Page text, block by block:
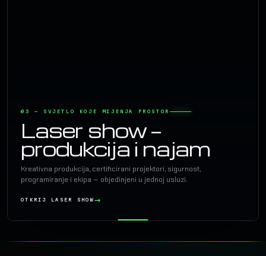
03 — SVJETLO KOJE MIJENJA PROSTOR
Laser show —
produkcija i najam
Kreativna produkcija, certificirani projektori, sigurnost,
programiranje i ekipa — objedinjeni u jednoj usluzi.
OTKRIJ LASER SHOW